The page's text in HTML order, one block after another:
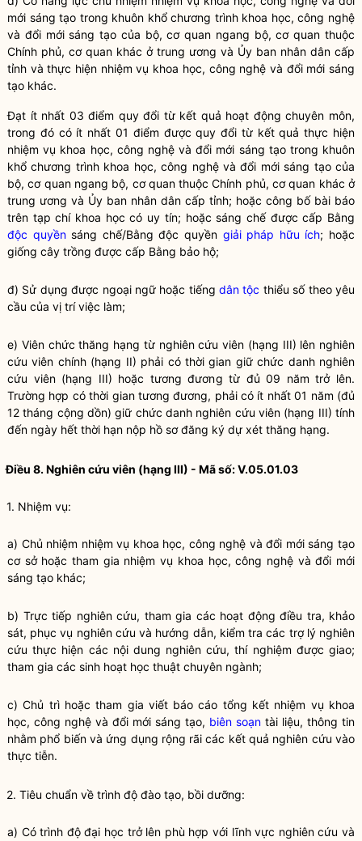
mới sáng tạo trong khuôn khổ chương trình khoa học, công nghệ
và đổi mới sáng tạo của bộ, cơ quan ngang bộ, cơ quan thuộc
Chính phủ, cơ quan khác ở trung ương và Ủy ban nhân dân cấp
tỉnh và thực hiện nhiệm vụ khoa học, công nghệ và đổi mới sáng
tạo khác.
Đạt ít nhất 03 điểm quy đổi từ kết quả hoạt động chuyên môn,
trong đó có ít nhất 01 điểm được quy đổi từ kết quả thực hiện
nhiệm vụ khoa học, công nghệ và đổi mới sáng tạo trong khuôn
khổ chương trình khoa học, công nghệ và đổi mới sáng tạo của
bộ, cơ quan ngang bộ, cơ quan thuộc Chính phủ, cơ quan khác ở
trung ương và Ủy ban nhân dân cấp tỉnh; hoặc công bố bài báo
trên tạp chí khoa học có uy tín; hoặc sáng chế được cấp Bằng
độc quyềnsáng chế/Bằngđộc quyền giải pháp hữu ích; hoặc
giống cây trồng được cấp Bằng bảo hộ;
đ) Sử dụng được ngoại ngữ hoặc tiếngdân tộc thiểu số theo yêu
cầu của vị trí việc làm;
e) Viên chức thăng hạng từ nghiên cứu viên (hạng III) lên nghiên
cứu viên chính (hạng II) phải có thời gian giữ chức danh nghiên
cứu viên (hạng III) hoặc tương đương từ đủ 09 năm trở lên.
Trường hợp có thời gian tương đương, phải có ít nhất 01 năm (đủ
12 tháng cộng dồn) giữ chức danh nghiên cứu viên (hạng III) tính
đến ngày hết thời hạn nộp hồ sơ đăng ký dự xét thăng hạng.
Điều 8. Nghiên cứu viên (hạng III) - Mã số: V.05.01.03
1. Nhiệm vụ:
a) Chủ nhiệm nhiệm vụ khoa học, công nghệ và đổi mới sáng tạo
cơ sở hoặc tham gia nhiệm vụ khoa học, công nghệ và đổi mới
sáng tạo khác;
b) Trực tiếp nghiên cứu, tham gia các hoạt động điều tra, khảo
sát, phục vụ nghiên cứu và hướng dẫn, kiểm tra các trợ lý nghiên
cứu thực hiện các nội dung nghiên cứu, thí nghiệm được giao;
tham gia các sinh hoạt học thuật chuyên ngành;
c) Chủ trì hoặc tham gia viết báo cáo tổng kết nhiệm vụ khoa
học, công nghệ và đổi mới sáng tạo, biên soạn tài liệu, thông tin
nhằm phổ biến và ứng dụng rộng rãi các kết quả nghiên cứu vào
thực tiễn.
2. Tiêu chuẩn về trình độ đào tạo, bồi dưỡng:
a) Có trình độ đại học trở lên phù hợp với lĩnh vực nghiên cứu và